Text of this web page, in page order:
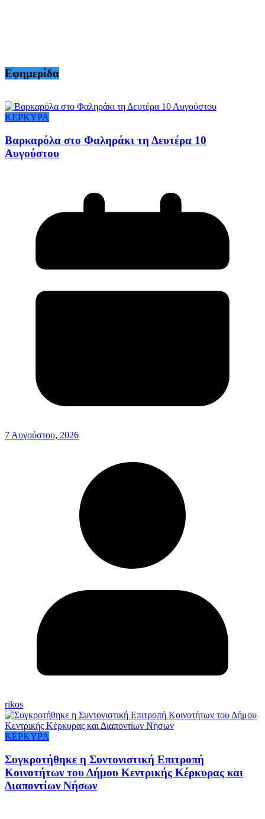
Εφημερίδα
ΚΕΡΚΥΡΑ
Βαρκαρόλα στο Φαληράκι τη Δευτέρα 10
Αυγούστου
7 Αυγούστου, 2026
rikos
ΚΕΡΚΥΡΑ
Συγκροτήθηκε η Συντονιστική Επιτροπή
Κοινοτήτων του Δήμου Κεντρικής Κέρκυρας και
Διαποντίων Νήσων